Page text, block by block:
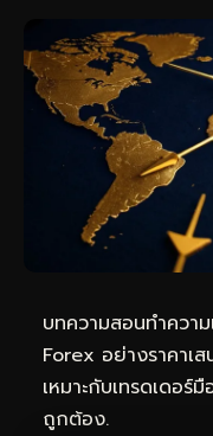
บทความสอนทำความ
Forex อย่างราคาเ
เหมาะกับเทรดเดอร์
ถูกต้อง.